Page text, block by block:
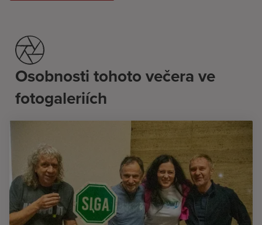
Osobnosti tohoto večera ve
fotogaleriích